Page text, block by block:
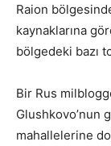
Raion
kaynaklarına
bölgedeki bazı
Bir Rus
Glushkovo’nun
mahallelerine